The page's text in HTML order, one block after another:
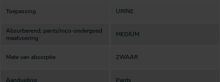
Toepassing URINE
Absorberend; pants/inco-ondergoed
maatvoering
MEDIUM
Mate van absorptie ZWAAR
Aanduiding Pants